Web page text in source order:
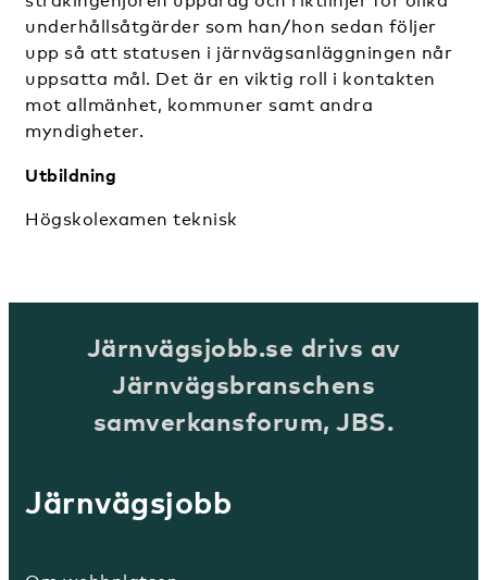
underhållsåtgärder som han/hon sedan följer
upp så att statusen i järnvägsanläggningen når
uppsatta mål. Det är en viktig roll i kontakten
mot allmänhet, kommuner samt andra
myndigheter.
Utbildning
Högskolexamen teknisk
Järnvägsjobb.se drivs av
Järnvägsbranschens
samverkansforum, JBS.
Järnvägsjobb